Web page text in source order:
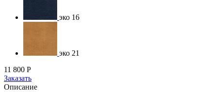
эко 16
эко 21
11 800 Р
Заказать
Описание